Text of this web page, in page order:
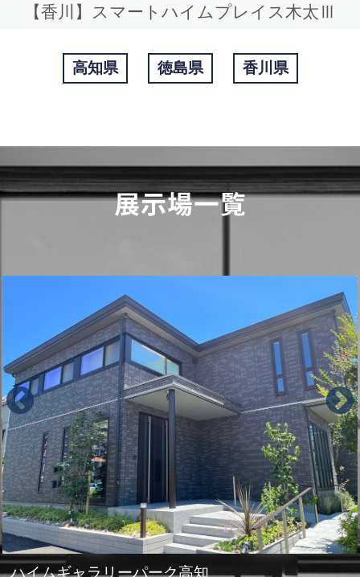
【香川】スマートハイムプレイス木太Ⅲ
高知県 徳島県 香川県
ハイムギャラリーパーク高知